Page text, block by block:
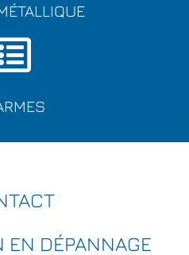
EN DÉPANNAGE